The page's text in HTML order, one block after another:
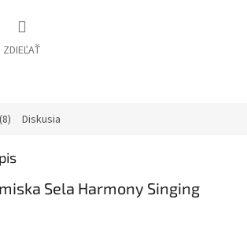
ZDIEĽAŤ
Diskusia
Sela Harmony Singing